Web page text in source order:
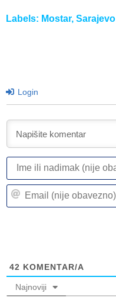
Labels: Mostar, Sarajevo
Login
42 KOMENTAR/A
Najnoviji